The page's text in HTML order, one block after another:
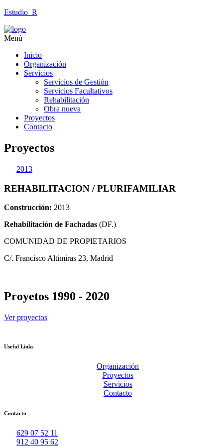
Estudio_R
Menú
Inicio
Organización
Servicios
Servicios de Gestión
Servicios Facultativos
Rehabilitación
Obra nueva
Proyectos
Contacto
Proyectos
2013
REHABILITACION / PLURIFAMILIAR
Construcción: 2013
Rehabilitación de Fachadas (DF.)
COMUNIDAD DE PROPIETARIOS
C/. Francisco Altimiras 23, Madrid
Proyetos 1990 - 2020
Ver proyectos
Useful Links
Organización
Proyectos
Servicios
Contacto
Contacto
629 07 52 11
912 40 95 62